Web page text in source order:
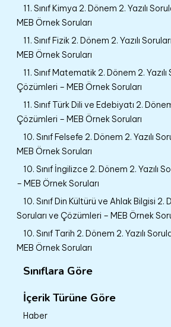
11. Sınıf Kimya 2. Dönem 2. Yazılı
MEB Örnek Soruları
11. Sınıf Fizik 2. Dönem 2. Yazılı
MEB Örnek Soruları
11. Sınıf Matematik 2. Dönem 2. Yazılı
Çözümleri – MEB Örnek Soruları
11. Sınıf Türk Dili ve Edebiyatı 2.
Çözümleri – MEB Örnek Soruları
10. Sınıf Felsefe 2. Dönem 2. Yazılı
MEB Örnek Soruları
10. Sınıf İngilizce 2. Dönem 2. Yazılı
– MEB Örnek Soruları
10. Sınıf Din Kültürü ve Ahlak Bilgisi 2.
Soruları ve Çözümleri – MEB Örnek
10. Sınıf Tarih 2. Dönem 2. Yazılı
MEB Örnek Soruları
Sınıflara Göre
İçerik Türüne Göre
Haber